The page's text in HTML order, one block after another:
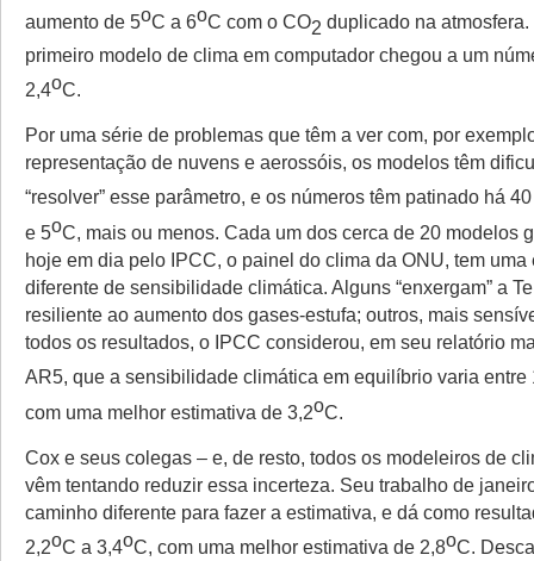
aumento de 5oC a 6oC com o CO2 duplicado na
primeiro modelo de clima em computador chegou a um
2,4oC.
Por uma série de problemas que têm a ver com, por
representação de nuvens e aerossóis, os modelos têm
“resolver” esse parâmetro, e os números têm patinado há
e 5oC, mais ou menos. Cada um dos cerca de 20 modelos
hoje em dia pelo IPCC, o painel do clima da ONU, tem uma
diferente de sensibilidade climática. Alguns “enxergam” a
resiliente ao aumento dos gases-estufa; outros, mais
todos os resultados, o IPCC considerou, em seu relatório
AR5, que a sensibilidade climática em equilíbrio varia entre
com uma melhor estimativa de 3,2oC.
Cox e seus colegas – e, de resto, todos os modeleiros de
vêm tentando reduzir essa incerteza. Seu trabalho de
caminho diferente para fazer a estimativa, e dá como
2,2oC a 3,4oC, com uma melhor estimativa de 2,8oC.